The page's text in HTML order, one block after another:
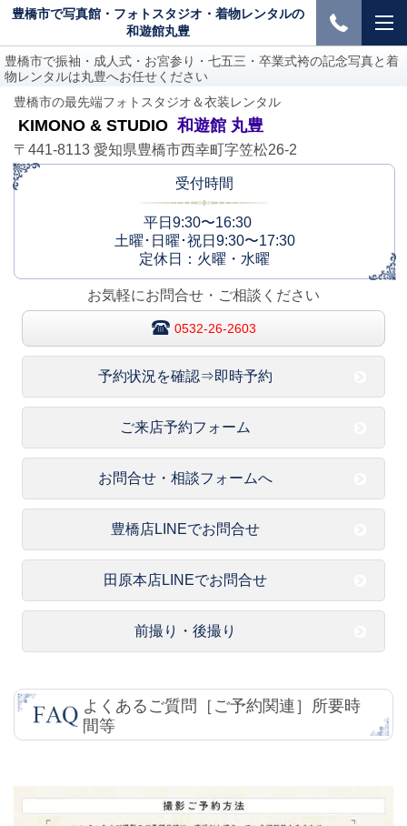
豊橋市で写真館・フォトスタジオ・着物レンタルの
和遊館丸豊
豊橋市で振袖・成人式・お宮参り・七五三・卒業式袴の記念写真と着
物レンタルは丸豊へお任せください
豊橋市の最先端フォトスタジオ＆衣装レンタル
KIMONO & STUDIO 和遊館 丸豊
〒441-8113 愛知県豊橋市西幸町字笠松26-2
受付時間
平日9:30〜16:30
土曜･日曜･祝日9:30〜17:30
定休日：火曜・水曜
お気軽にお問合せ・ご相談ください
0532-26-2603
予約状況を確認⇒即時予約
ご来店予約フォーム
お問合せ・相談フォームへ
豊橋店LINEでお問合せ
田原本店LINEでお問合せ
前撮り・後撮り
よくあるご質問［ご予約関連］所要時
間等